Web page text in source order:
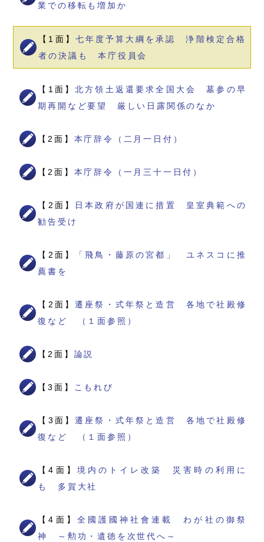
業での移転も増加か
【1面】 七年度予算大綱を承認 浄階検定合格
者の決議も 本庁役員会
【1面】北方領土返還要求全国大会 墓参の早
期再開など要望 厳しい日露関係のなか
【2面】 本庁辞令（二月一日付）
【2面】 本庁辞令（一月三十一日付）
【2面】
日本政府が国連に措置 皇室典範への
勧告受け
【2面】
「飛鳥・藤原の宮都」 ユネスコに推
薦書を
【2面】遷座祭・式年祭と造営 各地で社殿修
復など （１面参照）
【2面】 論説
【3面】 こもれび
【3面】遷座祭・式年祭と造営 各地で社殿修
復など （１面参照）
【4面】 境内のトイレ改築 災害時の利用に
も 多賀大社
【4面】 全國護國神社會連載 わが社の御祭
神 ～勲功・遺徳を次世代へ～